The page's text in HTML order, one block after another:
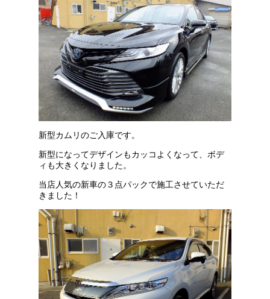
新型カムリのご入庫です。
新型になってデザインもカッコよくなって、ボデ
ィも大きくなりました。
当店人気の新車の３点パックで施工させていただ
きました！